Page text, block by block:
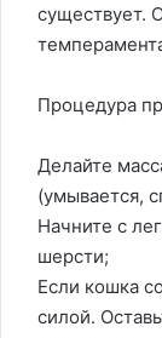
существует.
Процедура
Делайте
(умывается,
Начните с
шерсти;
Если кошка
силой.